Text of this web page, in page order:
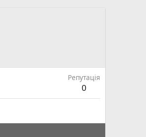
Репутація
0